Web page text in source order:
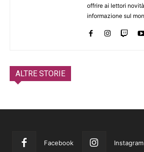
offrire ai lettori
informazione sul
ALTRE STORIE
Facebook Instagram